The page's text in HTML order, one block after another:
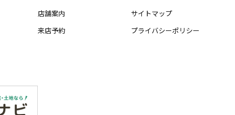
店舗案内
来店予約
サイトマップ
プライバシーポリシー